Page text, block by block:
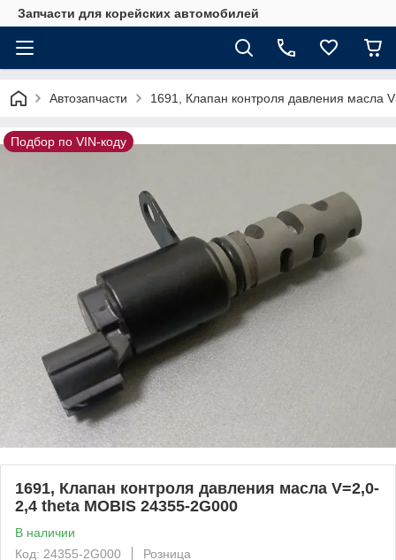
Запчасти для корейских автомобилей
Автозапчасти 1691, Клапан контроля давления масла
Подбор по VIN-коду
1691, Клапан контроля давления масла V=2,0-
2,4 theta MOBIS 24355-2G000
В наличии
Код: 24355-2G000
Розница